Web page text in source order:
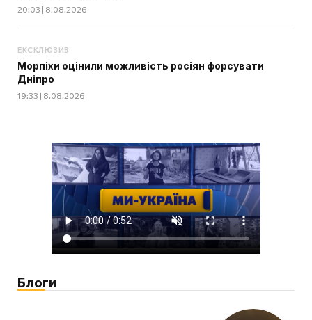
20:03 | 8.08.2026
ЕКСКЛЮЗИВ
Морпіхи оцінили можливість росіян форсувати
Дніпро
19:33 | 8.08.2026
Блоги